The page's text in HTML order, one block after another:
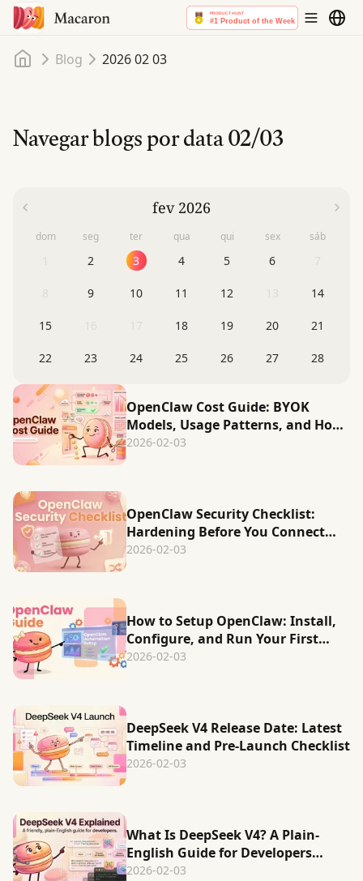
InícioBlog 2026 02 03
Navegar blogs por data02/03
OpenClaw Cost Guide: BYOK
Models, Usage Patterns, and How
to Cut Spend
2026-02-03
OpenClaw Security Checklist:
Hardening Before You Connect
Accounts
2026-02-03
How to Setup OpenClaw: Install,
Configure, and Run Your First
Automation (2026)
2026-02-03
DeepSeek V4 Release Date: Latest
Timeline and Pre-Launch Checklist
2026-02-03
What Is DeepSeek V4? A Plain-
English Guide for Developers
(Updated 2026)
2026-02-03
fev 2026
dom seg ter qua qui sex sáb
2 3 4 5 6
9 10 11 12 14
15 18 19 20 21
22 23 24 25 26 27 28